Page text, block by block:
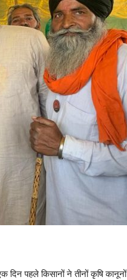
दिन पहले किसानों ने तीनों कृषि कानूनों